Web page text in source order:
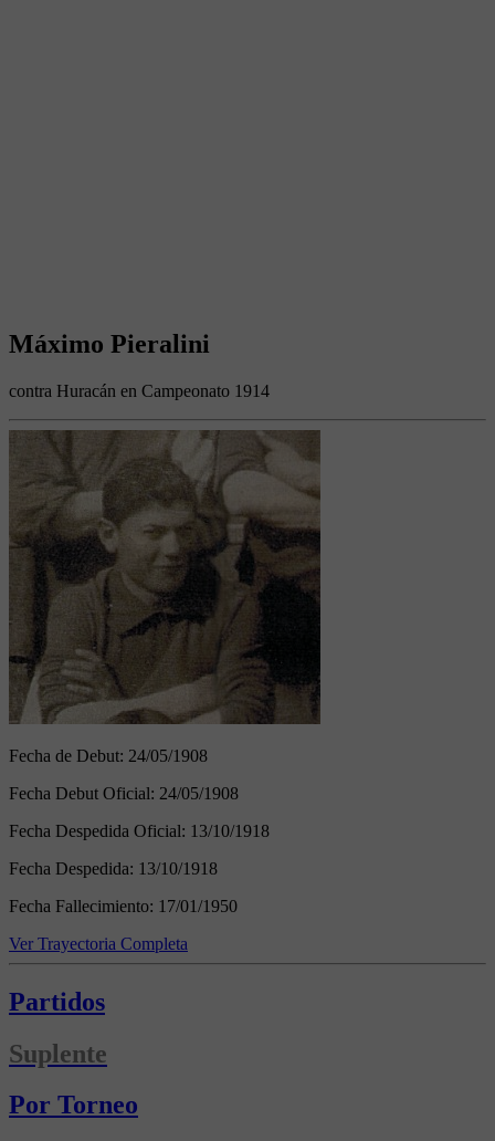
Máximo Pieralini
contra Huracán en Campeonato 1914
Fecha de Debut: 24/05/1908
Fecha Debut Oficial: 24/05/1908
Fecha Despedida Oficial: 13/10/1918
Fecha Despedida: 13/10/1918
Fecha Fallecimiento: 17/01/1950
Ver Trayectoria Completa
Partidos
Suplente
Por Torneo